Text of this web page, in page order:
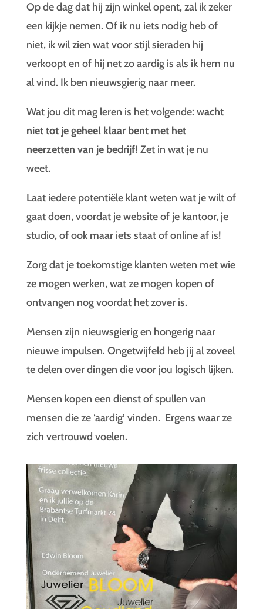
Op de dag dat hij zijn winkel opent, zal ik zeker
een kijkje nemen. Of ik nu iets nodig heb of
niet, ik wil zien wat voor stijl sieraden hij
verkoopt en of hij net zo aardig is als ik hem nu
al vind. Ik ben nieuwsgierig naar meer.
Wat jou dit mag leren is het volgende: wacht
niet tot je geheel klaar bent met het
neerzetten van je bedrijf! Zet in wat je nu
weet.
Laat iedere potentiële klant weten wat je wilt of
gaat doen, voordat je website of je kantoor, je
studio, of ook maar iets staat of online af is!
Zorg dat je toekomstige klanten weten met wie
ze mogen werken, wat ze mogen kopen of
ontvangen nog voordat het zover is.
Mensen zijn nieuwsgierig en hongerig naar
nieuwe impulsen. Ongetwijfeld heb jij al zoveel
te delen over dingen die voor jou logisch lijken.
Mensen kopen een dienst of spullen van
mensen die ze ‘aardig’ vinden. Ergens waar ze
zich vertrouwd voelen.